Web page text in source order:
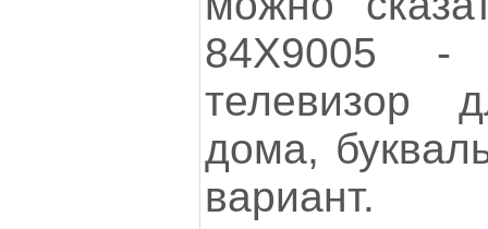
84X9005 -
телевизор
дома,